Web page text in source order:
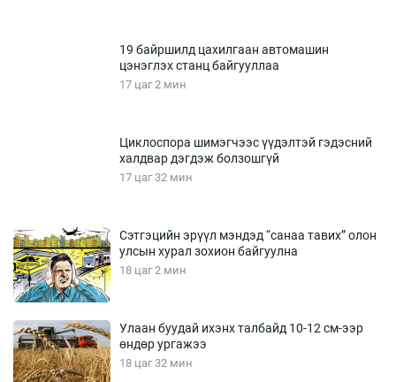
19 байршилд цахилгаан автомашин
цэнэглэх станц байгууллаа
17 цаг 2 мин
Циклоспора шимэгчээс үүдэлтэй гэдэсний
халдвар дэгдэж болзошгүй
17 цаг 32 мин
Сэтгэцийн эрүүл мэндэд “санаа тавих” олон
улсын хурал зохион байгуулна
18 цаг 2 мин
Улаан буудай ихэнх талбайд 10-12 см-ээр
өндөр ургажээ
18 цаг 32 мин